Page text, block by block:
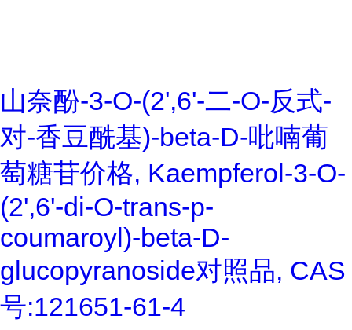
山奈酚-3-O-(2',6'-二-O-反式-
对-香豆酰基)-beta-D-吡喃葡
萄糖苷价格, Kaempferol-3-O-
(2',6'-di-O-trans-p-
coumaroyl)-beta-D-
glucopyranoside对照品, CAS
号:121651-61-4